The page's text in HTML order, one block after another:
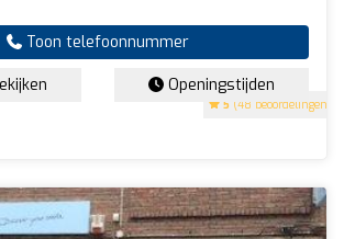
5 (48 beoordelingen)
Toon telefoonnummer
Openingstijden